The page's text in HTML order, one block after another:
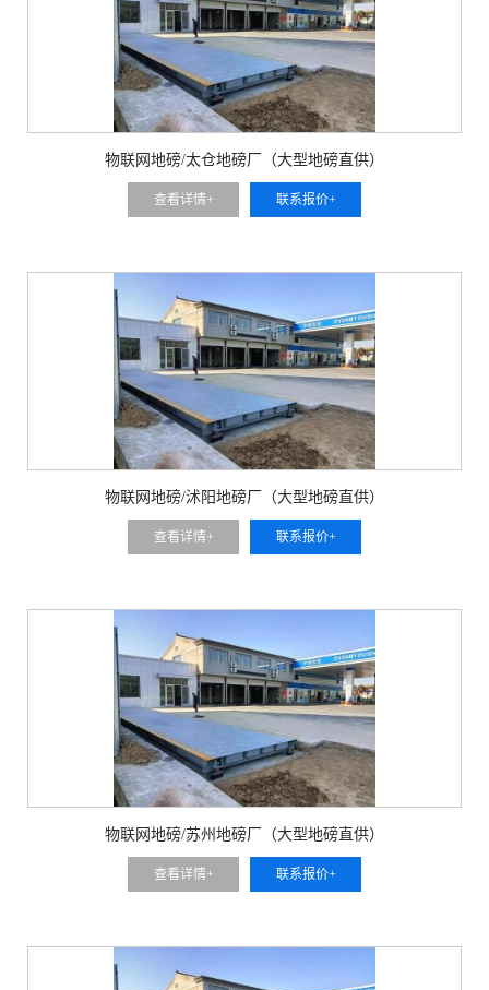
物联网地磅/太仓地磅厂（大型地磅直供）
查看详情+ 联系报价+
物联网地磅/沭阳地磅厂（大型地磅直供）
查看详情+ 联系报价+
物联网地磅/苏州地磅厂（大型地磅直供）
查看详情+ 联系报价+